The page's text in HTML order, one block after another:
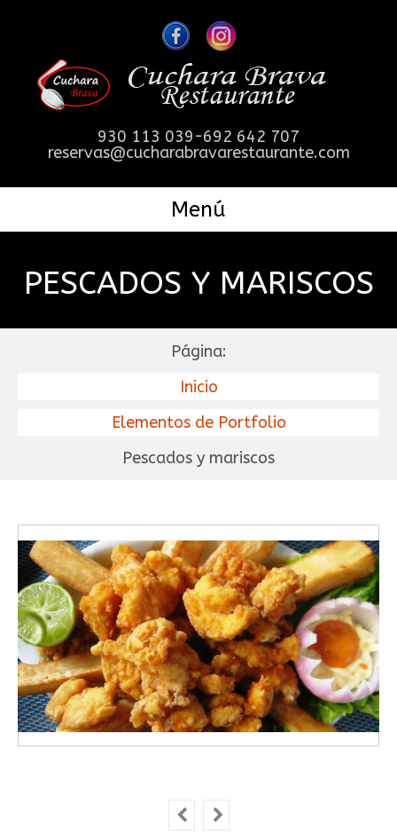
930 113 039-692 642 707
reservas@cucharabravarestaurante.com
Menú
PESCADOS Y MARISCOS
Página:
Inicio
Elementos de Portfolio
Pescados y mariscos